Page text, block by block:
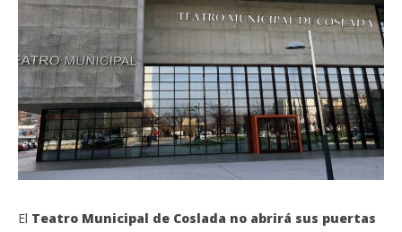
El Teatro Municipal de Coslada no abrirá sus puertas